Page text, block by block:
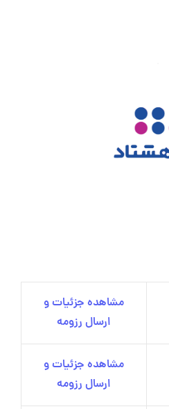
مشاهده جزئیات و
ارسال رزومه
مشاهده جزئیات و
ارسال رزومه